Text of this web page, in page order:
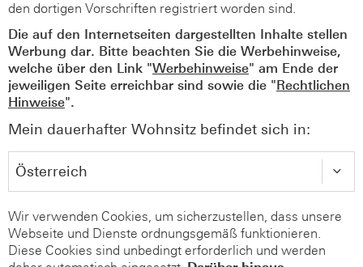
den dortigen Vorschriften registriert worden sind.
Die auf den Internetseiten dargestellten Inhalte stellen
Werbung dar. Bitte beachten Sie die Werbehinweise,
welche über den Link "Werbehinweise" am Ende der
jeweiligen Seite erreichbar sind sowie die "Rechtlichen
Hinweise".
Mein dauerhafter Wohnsitz befindet sich in:
Wir verwenden Cookies, um sicherzustellen, dass unsere
Webseite und Dienste ordnungsgemäß funktionieren.
Diese Cookies sind unbedingt erforderlich und werden